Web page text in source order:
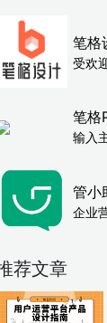
笔格
受欢
笔格
输入
管小
企业
荐文章